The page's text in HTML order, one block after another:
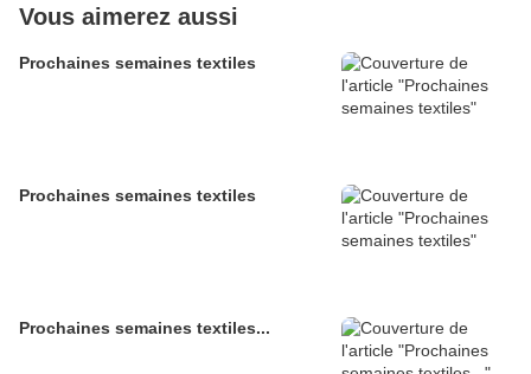
Vous aimerez aussi
Prochaines semaines textiles
Prochaines semaines textiles
Prochaines semaines textiles...